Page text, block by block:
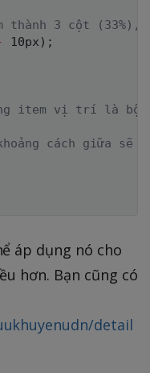
3 cột (33%),
10px ) ;
item vị trí là bội
cách giữa
áp dụng nó cho
hơn. Bạn cũng có
detail